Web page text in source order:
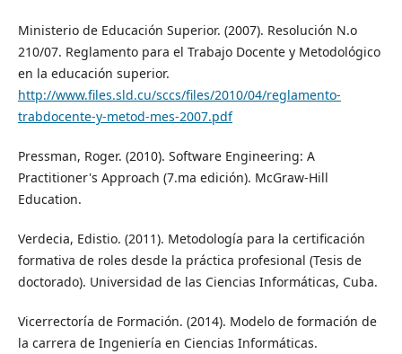
Ministerio de Educación Superior. (2007). Resolución N.o
210/07. Reglamento para el Trabajo Docente y Metodológico
en la educación superior.
http://www.files.sld.cu/sccs/files/2010/04/reglamento-
trabdocente-y-metod-mes-2007.pdf
Pressman, Roger. (2010). Software Engineering: A
Practitioner's Approach (7.ma edición). McGraw-Hill
Education.
Verdecia, Edistio. (2011). Metodología para la certificación
formativa de roles desde la práctica profesional (Tesis de
doctorado). Universidad de las Ciencias Informáticas, Cuba.
Vicerrectoría de Formación. (2014). Modelo de formación de
la carrera de Ingeniería en Ciencias Informáticas.